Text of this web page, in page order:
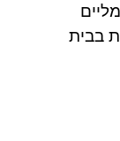
בבית